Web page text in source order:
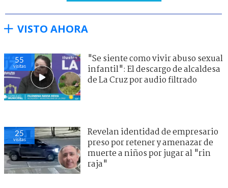
VISTO AHORA
55
visitas
"Se siente como vivir abuso sexual
infantil": El descargo de alcaldesa
de La Cruz por audio filtrado
25
visitas
Revelan identidad de empresario
preso por retener y amenazar de
muerte a niños por jugar al "rin
raja"